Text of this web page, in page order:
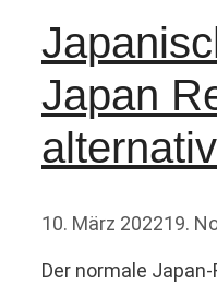
Japan
alternativ
10. März 202219.
Der normale